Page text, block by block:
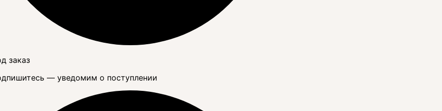
заказ
— уведомим о поступлении